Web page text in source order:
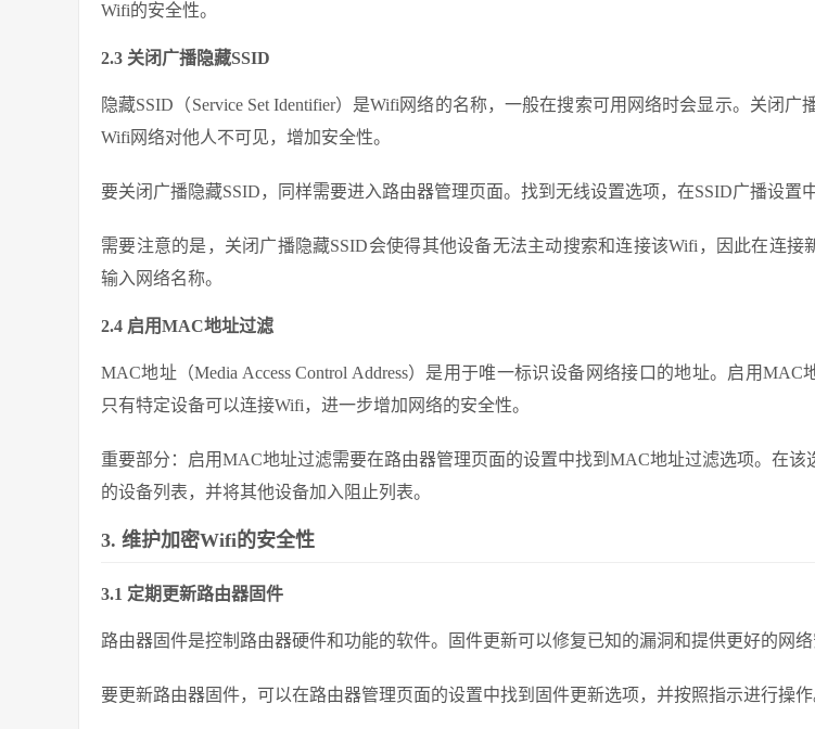
Wifi的安全性。
2.3 关闭广播隐藏SSID
隐藏SSID（Service Set Identifier）是Wifi网络的名称，一般在搜索可用网络时会显示。关闭广
Wifi网络对他人不可见，增加安全性。
要关闭广播隐藏SSID，同样需要进入路由器管理页面。找到无线设置选项，在SSID广播设置
需要注意的是，关闭广播隐藏SSID会使得其他设备无法主动搜索和连接该Wifi，因此在连接
输入网络名称。
2.4 启用MAC地址过滤
MAC地址（Media Access Control Address）是用于唯一标识设备网络接口的地址。启用MAC
只有特定设备可以连接Wifi，进一步增加网络的安全性。
重要部分：启用MAC地址过滤需要在路由器管理页面的设置中找到MAC地址过滤选项。在该
的设备列表，并将其他设备加入阻止列表。
3. 维护加密Wifi的安全性
3.1 定期更新路由器固件
路由器固件是控制路由器硬件和功能的软件。固件更新可以修复已知的漏洞和提供更好的网络
要更新路由器固件，可以在路由器管理页面的设置中找到固件更新选项，并按照指示进行操作